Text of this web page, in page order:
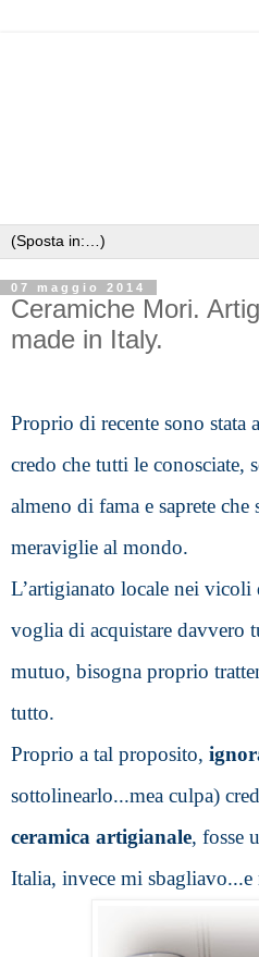
07 maggio 2014
Ceramiche Mori.
made in Italy.
Proprio di recente sono stata
credo che tutti le conosciate,
almeno di fama e saprete che
meraviglie al mondo.
L’artigianato locale nei vicoli
voglia di acquistare davvero
mutuo, bisogna proprio
tutto.
Proprio a tal proposito,
sottolinearlo...mea culpa)
ceramica artigianale, fosse
Italia, invece mi